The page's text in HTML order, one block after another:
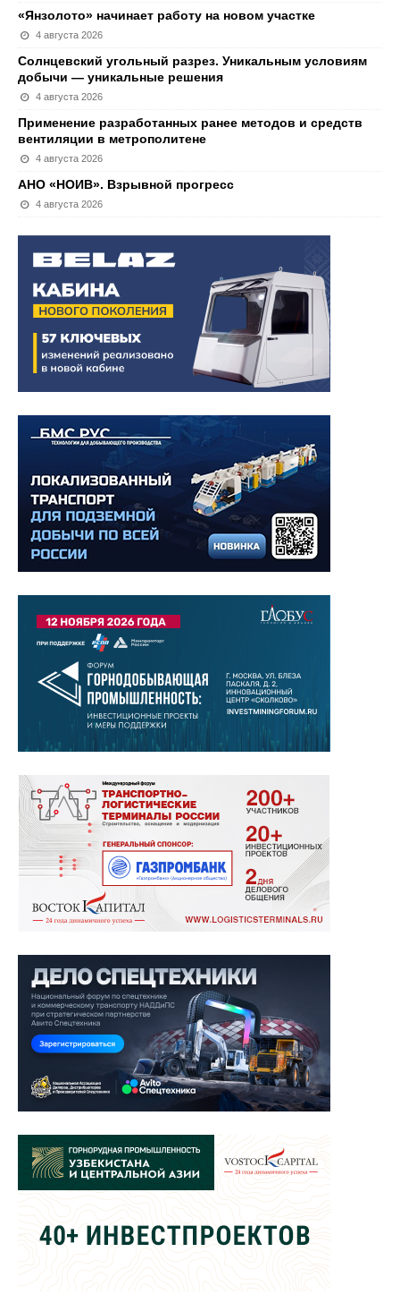
«Янзолото» начинает работу на новом участке
4 августа 2026
Солнцевский угольный разрез. Уникальным условиям
добычи — уникальные решения
4 августа 2026
Применение разработанных ранее методов и средств
вентиляции в метрополитене
4 августа 2026
АНО «НОИВ». Взрывной прогресс
4 августа 2026